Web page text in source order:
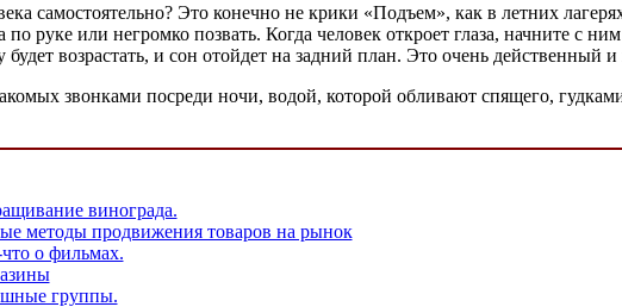
самостоятельно? Это конечно не крики «Подъем», как в летних
по руке или негромко позвать. Когда человек откроет глаза, начните с
будет возрастать, и сон отойдет на задний план. Это очень
звонками посреди ночи, водой, которой обливают спящего,
винограда.
методы продвижения товаров на рынок
о фильмах.
группы.